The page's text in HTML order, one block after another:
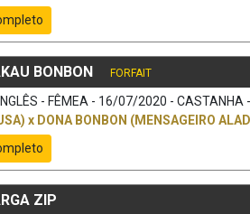
BONBON FORFAIT
- FÊMEA - 16/07/2020 - CASTANHA
x DONA BONBON (MENSAGEIRO
ZIP